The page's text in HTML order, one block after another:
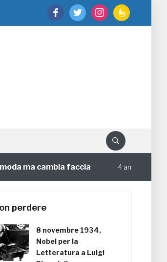
facebooktwitter instagramfeedburner
cambia faccia 4 annifa Circoloco
perdere
8 novembre 1934,
Nobel per la
Letteratura a Luigi